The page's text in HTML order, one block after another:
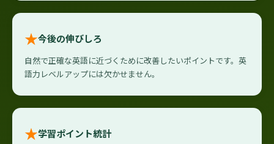
★今後の伸びしろ
自然で正確な英語に近づくために改善したいポイントです。英
語力レベルアップには欠かせません。
★学習ポイント統計